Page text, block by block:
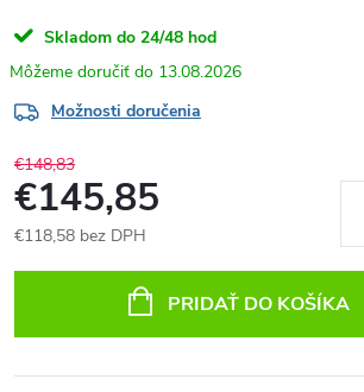
Skladom do 24/48 hod
13.08.2026
Možnosti doručenia
€148,83
€145,85
€118,58 bez DPH
PRIDAŤ DO KOŠÍKA